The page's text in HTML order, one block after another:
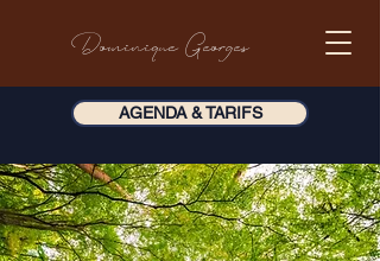
Dominique Georges
AGENDA & TARIFS